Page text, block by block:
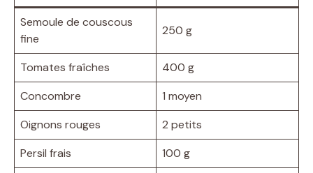
Semoule de couscous
fine
250 g
Tomates fraîches
400 g
Concombre
1 moyen
Oignons rouges
2 petits
Persil frais
100 g